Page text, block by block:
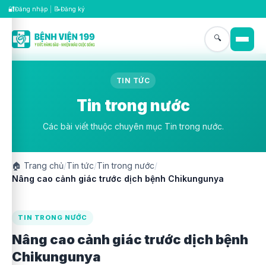
🔐Đăng nhập 📝Đăng ký
🔍
TIN TỨC
Tin trong nước
Các bài viết thuộc chuyên mục Tin trong nước.
🏠 Trang chủ/Tin tức/Tin trong nước/
Nâng cao cảnh giác trước dịch bệnh Chikungunya
TIN TRONG NƯỚC
Nâng cao cảnh giác trước dịch bệnh
Chikungunya